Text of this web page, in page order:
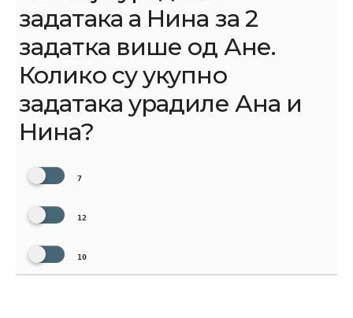
задатака а Нина за 2
задатка више од Ане.
Колико су укупно
задатака урадиле Ана и
Нина?
7
12
10